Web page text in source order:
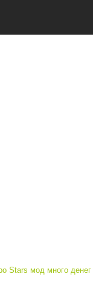
Stars мод много денег